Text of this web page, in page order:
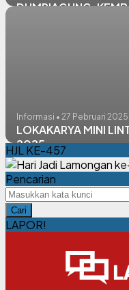
DUMPIAGUNG,
Informasi • 27 Pebruari 2025
LOKAKARYA MINI
2025
HJL KE-457
Pencarian
Cari
LAPOR!